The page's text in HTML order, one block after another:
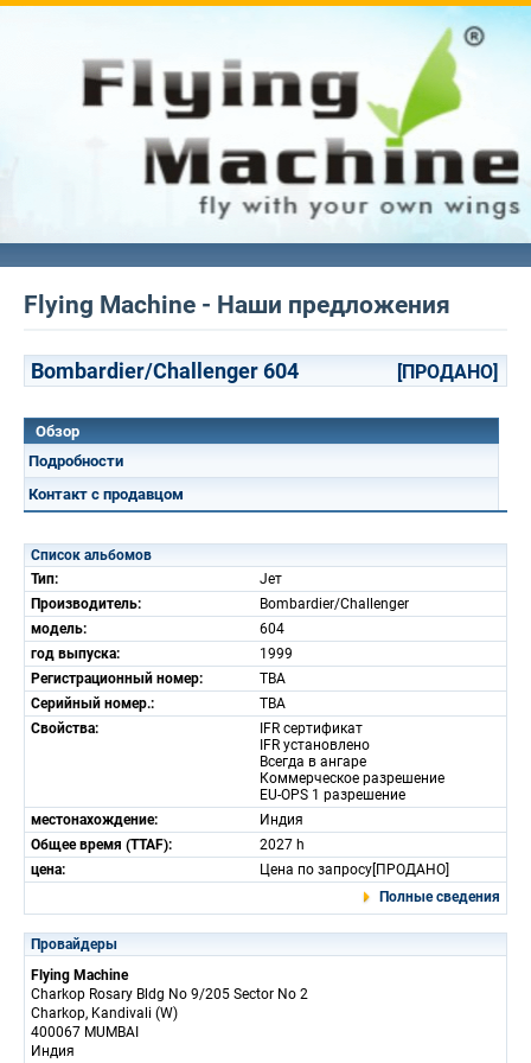
Flying Machine - Наши предложения
Bombardier/Challenger 604 [ПРОДАНО]
Обзор
Подробности
Контакт с продавцом
Список альбомов
Тип:
Jет
Производитель:
Bombardier/Challenger
модель:
604
год выпуска:
1999
Регистрационный номер:
TBA
Серийный номер.:
TBA
Свойства:
IFR сертификат
IFR установлено
Всегда в ангаре
Коммерческое разрешение
EU-OPS 1 разрешение
местонахождение:
Индия
Общее время (TTAF):
2027 h
цена:
Цена по запросу[ПРОДАНО]
Полные сведения
Провайдеры
Flying Machine
Charkop Rosary Bldg No 9/205 Sector No 2
Charkop, Kandivali (W)
400067 MUMBAI
Индия